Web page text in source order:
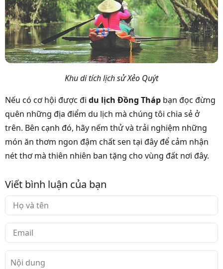
Khu di tích lịch sử Xẻo Quýt
Nếu có cơ hội được đi du lịch Đồng Tháp bạn đọc đừng
quên những địa điểm du lịch mà chúng tôi chia sẻ ở
trên. Bên cạnh đó, hãy nếm thử và trải nghiệm những
món ăn thơm ngon đậm chất sen tại đây để cảm nhận
nét thơ mà thiên nhiên ban tặng cho vùng đất nơi đây.
Viết bình luận của bạn